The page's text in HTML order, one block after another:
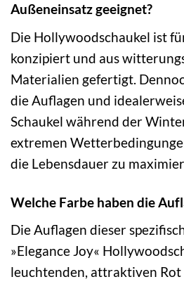
Außeneinsatz geeignet?
Die Hollywoodschaukel ist
konzipiert und aus
Materialien gefertigt.
die Auflagen und
Schaukel während der
extremen
die Lebensdauer zu
Welche Farbe haben die
Die Auflagen dieser
»Elegance Joy«
leuchtenden, attraktiven Rot